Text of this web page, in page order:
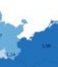
und
Während
Quintil der
nur einen